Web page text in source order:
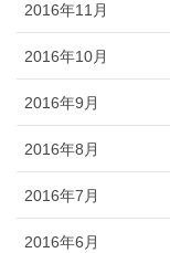
2016年11月
2016年10月
2016年9月
2016年8月
2016年7月
2016年6月